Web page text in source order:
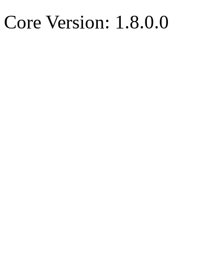
Core Version: 1.8.0.0